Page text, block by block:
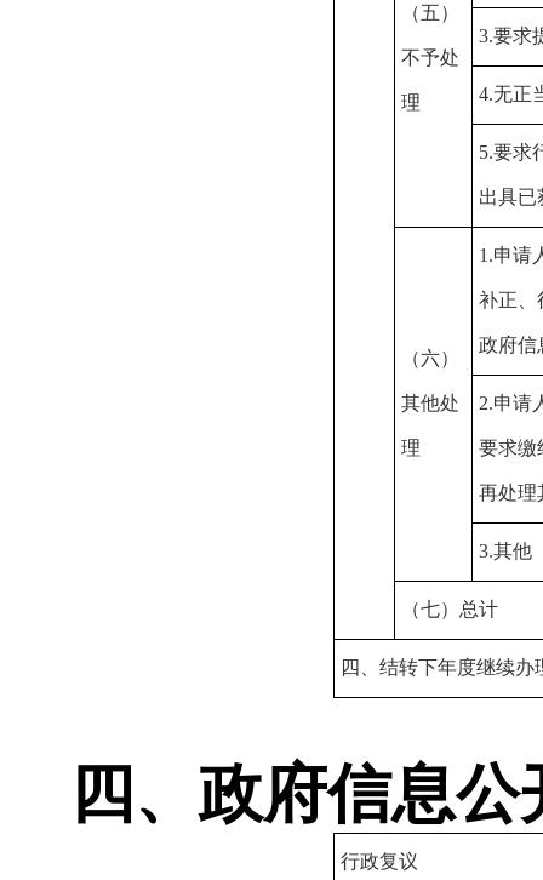
（五）
不予处
理
3.要求
4.无正
5.要求
出具已
（六）
其他处
理
1.申请
补正、
政府信
2.申请
要求缴
再处理
3.其他
（七）总计
四、结转下年度继续办
四、政府信息
行政复议